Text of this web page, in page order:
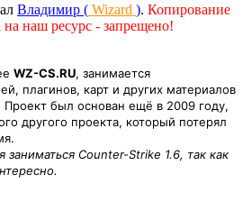
Владимир ( Wizard ). Копирование
на наш ресурс - запрещено!
WZ-CS.RU, занимается
плагинов, карт и других материалов
Проект был основан ещё в 2009 году,
другого проекта, который потерял
Counter-Strike 1.6, так как